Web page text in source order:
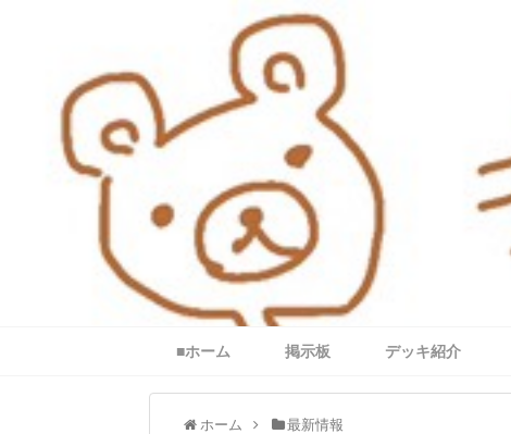
■ホーム 掲示板 デッキ紹介
ホーム 最新情報